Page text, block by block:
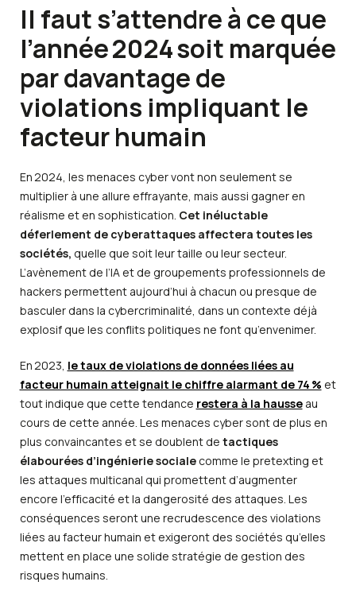
Il faut s’attendre à ce que
l’année 2024 soit marquée
par davantage de
violations impliquant le
facteur humain
En 2024, les menaces cyber vont non seulement se
multiplier à une allure effrayante, mais aussi gagner en
réalisme et en sophistication. Cet inéluctable
déferlement de cyberattaques affectera toutes les
sociétés, quelle que soit leur taille ou leur secteur.
L’avènement de l’IA et de groupements professionnels de
hackers permettent aujourd’hui à chacun ou presque de
basculer dans la cybercriminalité, dans un contexte déjà
explosif que les conflits politiques ne font qu’envenimer.
En 2023, le taux de violations de données liées au
facteur humain atteignait le chiffre alarmant de 74 % et
tout indique que cette tendance restera à la hausseau
cours de cette année. Les menaces cyber sont de plus en
plus convaincantes et se doublent de tactiques
élabourées d’ingénierie socialecomme le pretexting et
les attaques multicanal qui promettent d’augmenter
encore l’efficacité et la dangerosité des attaques. Les
conséquences seront une recrudescence des violations
liées au facteur humain et exigeront des sociétés qu’elles
mettent en place une solide stratégie de gestion des
risques humains.